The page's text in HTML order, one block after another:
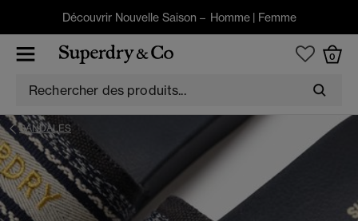
Découvrir Nouvelle Saison – Homme| Femme
0
SANDALES